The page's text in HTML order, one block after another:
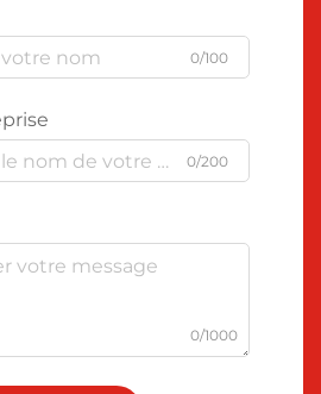
0/100
0/200
0/1000